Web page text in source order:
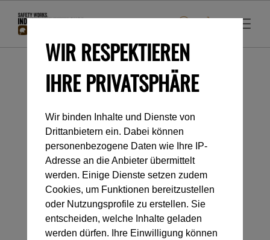
Startseite
Industrieklettern
PERMANENT
WIR RESPEKTIEREN
IHRE PRIVATSPHÄRE
Wir binden Inhalte und Dienste von
Drittanbietern ein. Dabei können
personenbezogene Daten wie Ihre IP-
Adresse an die Anbieter übermittelt
werden. Einige Dienste setzen zudem
Cookies, um Funktionen bereitzustellen
oder Nutzungsprofile zu erstellen. Sie
entscheiden, welche Inhalte geladen
werden dürfen. Ihre Einwilligung können